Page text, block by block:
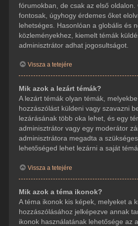
fórumokban, de csak az első oldalon.
fontosak, úgyhogy érdemes őket
lehetséges. Hasonlóan a globális és
közleményekhez, kiemelt témák
adminisztrátor adhat jogosultságot.
Vissza a tetejére
Mik azok a lezárt témák?
A lezárt témák olyan témák,
hozzászólást küldeni vagy szavazni
lezárásának több oka lehet, és egy
adminisztrátor vagy egy moderátor
adminisztrátora megadta a
lehetőséged lehet lezárni a saját
Vissza a tetejére
Mik azok a téma ikonok?
A téma ikonok kis képek, melyeket a
hozzászólásához jelképezve annak
ikonok használatának lehetősége az